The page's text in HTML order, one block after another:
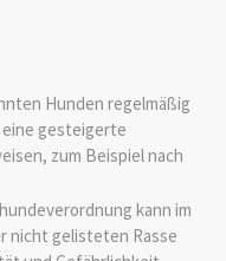
Hunden regelmäßig
eine gesteigerte
, zum Beispiel nach
kann im
nicht gelisteten Rasse